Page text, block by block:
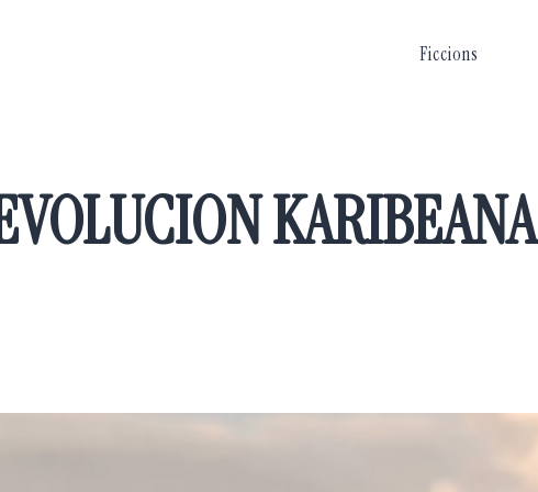
Ficcions
KARIBEANA